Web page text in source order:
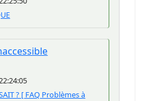
? [ FAQ Problèmes à